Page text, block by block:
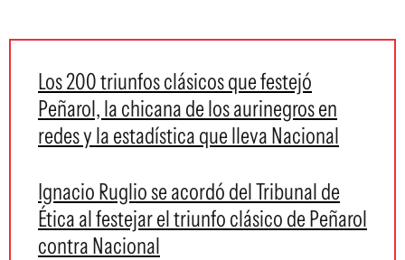
Los 200 triunfos clásicos que festejó
Peñarol, la chicana de los aurinegros en
redes y la estadística que lleva Nacional
Ignacio Ruglio se acordó del Tribunal de
Ética al festejar el triunfo clásico de Peñarol
contra Nacional